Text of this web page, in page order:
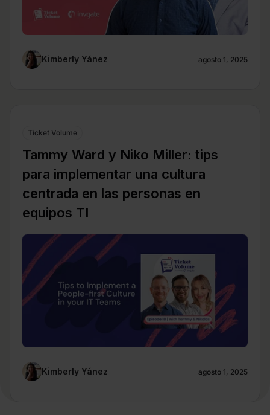
Kimberly Yánez agosto 1, 2025
Ticket Volume
Tammy Ward y Niko Miller: tips
para implementar una cultura
centrada en las personas en
equipos TI
Kimberly Yánez agosto 1, 2025